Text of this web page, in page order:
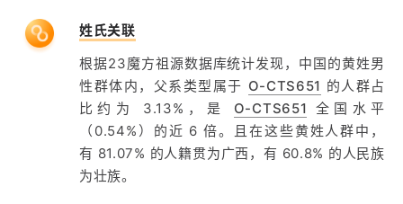
姓氏关联
根据23魔方祖源数据库统计发现，中国的黄姓男
性群体内，父系类型属于 O-CTS651 的人群占
比约为 3.13%，是 O-CTS651 全国水平
（0.54%）的近 6 倍。且在这些黄姓人群中，
有 81.07% 的人籍贯为广西，有 60.8% 的人民族
为壮族。